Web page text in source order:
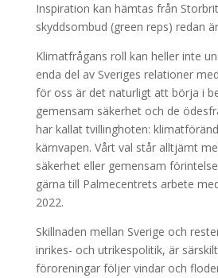
Inspiration kan hämtas från
skyddsombud (green reps) redan
Klimatfrågans roll kan heller inte
enda del av Sveriges relationer
för oss är det naturligt att börja i
gemensam säkerhet och de
har kallat tvillinghoten:
kärnvapen. Vårt val står alltjämt
säkerhet eller gemensam
gärna till Palmecentrets arbete
2022.
Skillnaden mellan Sverige och
inrikes- och utrikespolitik, är
föroreningar följer vindar och